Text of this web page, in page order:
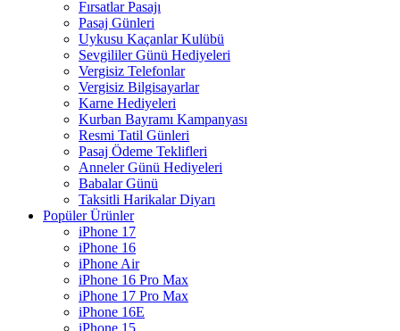
Fırsatlar Pasajı
Pasaj Günleri
Uykusu Kaçanlar Kulübü
Sevgililer Günü Hediyeleri
Vergisiz Telefonlar
Vergisiz Bilgisayarlar
Karne Hediyeleri
Kurban Bayramı Kampanyası
Resmi Tatil Günleri
Pasaj Ödeme Teklifleri
Anneler Günü Hediyeleri
Babalar Günü
Taksitli Harikalar Diyarı
Popüler Ürünler
iPhone 17
iPhone 16
iPhone Air
iPhone 16 Pro Max
iPhone 17 Pro Max
iPhone 16E
iPhone 15